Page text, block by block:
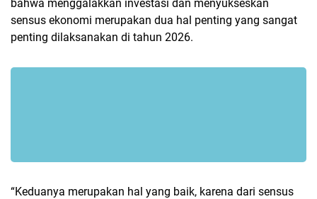
bahwa menggalakkan investasi dan menyukseskan
sensus ekonomi merupakan dua hal penting yang sangat
penting dilaksanakan di tahun 2026.
“Keduanya merupakan hal yang baik, karena dari sensus